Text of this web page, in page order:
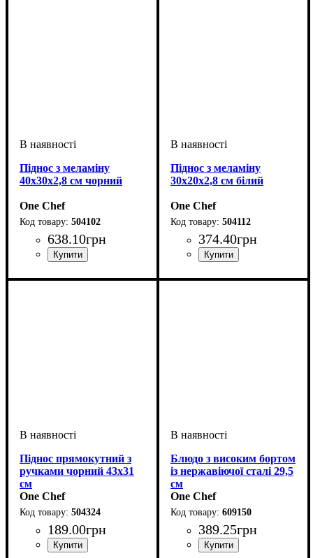
Піднос з меламіну
40х30х2,8 см чорний
One Chef
504102
638.10грн
Піднос з меламіну
30х20х2,8 см білий
One Chef
504112
374.40грн
Піднос прямокутний з
ручками чорний 43х31
см
One Chef
504324
189.00грн
Блюдо з високим бортом
із нержавіючої сталі 29,5
см
One Chef
609150
389.25грн